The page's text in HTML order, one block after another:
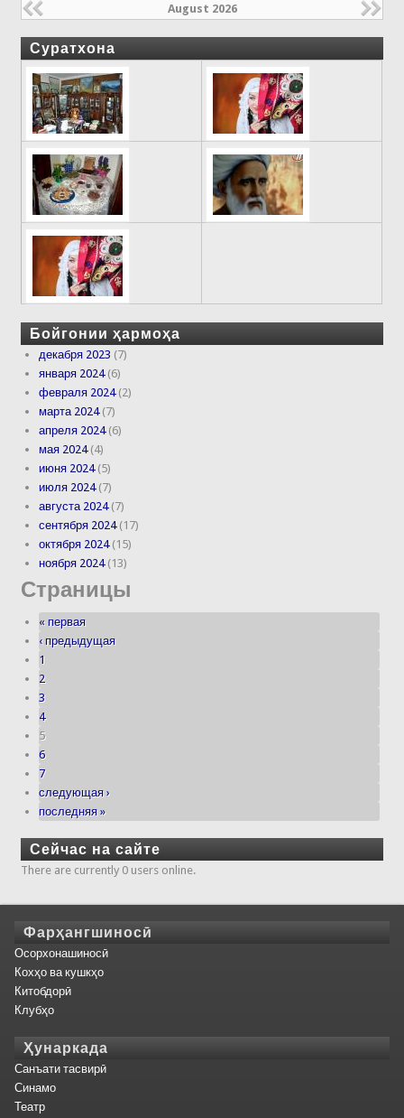
August 2026
Суратхона
Бойгонии ҳармоҳа
декабря 2023 (7)
января 2024(6)
февраля 2024(2)
марта 2024(7)
апреля 2024(6)
мая 2024(4)
июня 2024(5)
июля 2024(7)
августа 2024(7)
сентября 2024(17)
октября 2024(15)
ноября 2024(13)
Страницы
« первая
‹ предыдущая
1
2
3
4
5
6
7
следующая ›
последняя »
Сейчас на сайте
There are currently 0 users online.
Фарҳангшиносӣ
Осорхонашиносӣ
Кохҳо ва кушкҳо
Китобдорӣ
Клубҳо
Ҳунаркада
Санъати тасвирӣ
Синамо
Театр